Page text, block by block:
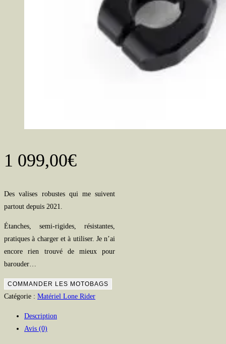
1 099,00€
Des valises robustes qui me suivent
partout depuis 2021.
Étanches, semi-rigides, résistantes,
pratiques à charger et à utiliser. Je n’ai
encore rien trouvé de mieux pour
barouder…
COMMANDER LES MOTOBAGS
Catégorie : Matériel Lone Rider
Description
Avis (0)